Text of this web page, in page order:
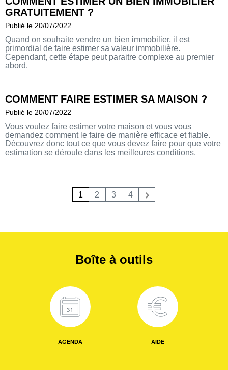
GRATUITEMENT ?
Publié le 20/07/2022
Quand on souhaite vendre un bien immobilier, il est
primordial de faire estimer sa valeur immobilière.
Cependant, cette étape peut paraitre complexe au premier
abord.
COMMENT FAIRE ESTIMER SA MAISON ?
Publié le 20/07/2022
Vous voulez faire estimer votre maison et vous vous
demandez comment le faire de manière efficace et fiable.
Découvrez donc tout ce que vous devez faire pour que votre
estimation se déroule dans les meilleures conditions.
1 2 3
4
Boîte à outils
AGENDA AIDE